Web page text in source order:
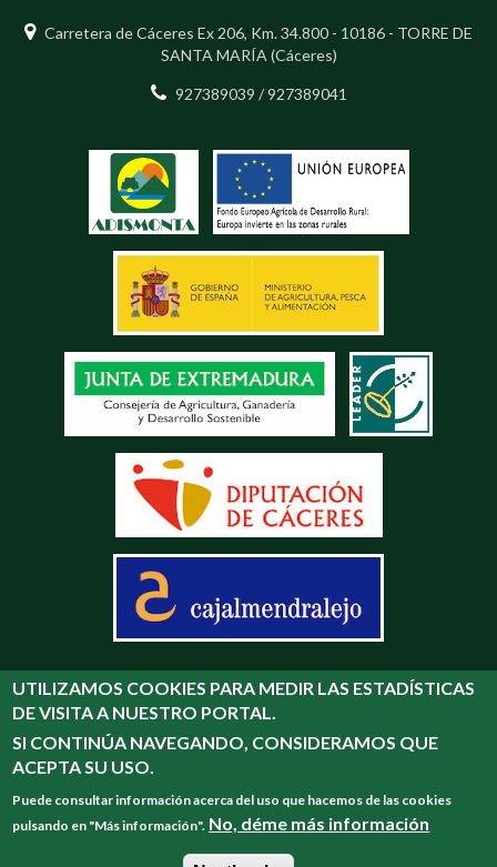
Carretera de Cáceres Ex 206, Km. 34.800 - 10186 - TORRE DE
SANTA MARÍA (Cáceres)
927389039 / 927389041
Desarrollado por:
UTILIZAMOS COOKIES PARA MEDIR LAS ESTADÍSTICAS
DE VISITA A NUESTRO PORTAL.
SI CONTINÚA NAVEGANDO, CONSIDERAMOS QUE
ACEPTA SU USO.
Puede consultar información acerca del uso que hacemos de las cookies
pulsando en "Más información". No, déme más información